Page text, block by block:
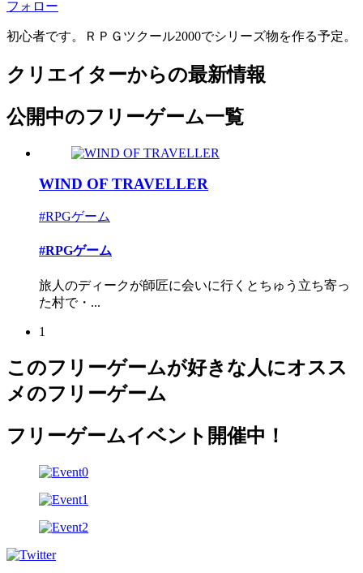
フォロー
初心者です。ＲＰＧツクール2000でシリーズ物を作る予定。
クリエイターからの最新情報
公開中のフリーゲーム一覧
WIND OF TRAVELLER
#RPGゲーム
#RPGゲーム
旅人のディークが師匠に会いに行くとちゅう立ち寄っ
た村で・...
1
このフリーゲームが好きな人にオスス
メのフリーゲーム
フリーゲームイベント開催中！